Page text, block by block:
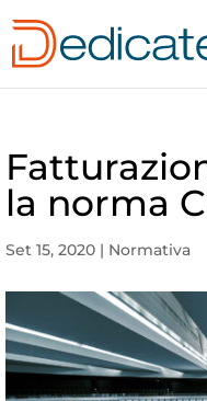
la norma
Set 15, 2020 | Normativa